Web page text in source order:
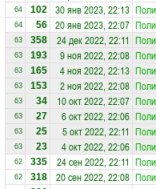
64 102 30 янв 2023, 22:13
64 56 20 янв 2023, 22:07
63 358 24 дек 2022, 22:11
63 193 9 ноя 2022, 22:08
63 165 4 ноя 2022, 22:13
63 153 2 ноя 2022, 22:08
63 34 10 окт 2022, 22:07
63 27 6 окт 2022, 22:06
63 25 5 окт 2022, 22:11
63 23 4 окт 2022, 22:06
62 335 24 сен 2022, 22:11
62 318 20 сен 2022, 22:08